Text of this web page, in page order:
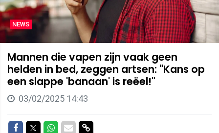
NEWS
Mannen die vapen zijn vaak geen
helden in bed, zeggen artsen: "Kans op
een slappe 'banaan' is reëel!"
03/02/2025 14:43
Delen op Facebook
Delen op Twitter
Delen op Whatsapp
Delen via Mail
Delen via link